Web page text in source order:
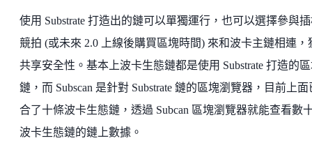
使用 Substrate 打造出的鏈可以單獨運行，也可以選擇參與
競拍 (或未來 2.0 上線後購買區塊時間) 來和波卡主鏈相連，
共享安全性。基本上波卡生態鏈都是使用 Substrate 打造的
鏈，而 Subscan 是針對 Substrate 鏈的區塊瀏覽器，目前上面
合了十條波卡生態鏈，透過 Subcan 區塊瀏覽器就能查看數
波卡生態鏈的鏈上數據。